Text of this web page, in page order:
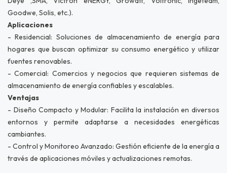
Goodwe, Solis, etc.).
Aplicaciones
- Residencial: Soluciones de almacenamiento de energía para
hogares que buscan optimizar su consumo energético y utilizar
fuentes renovables.
- Comercial: Comercios y negocios que requieren sistemas de
almacenamiento de energía confiables y escalables.
Ventajas
- Diseño Compacto y Modular: Facilita la instalación en diversos
entornos y permite adaptarse a necesidades energéticas
cambiantes.
- Control y Monitoreo Avanzado: Gestión eficiente de la energía a
través de aplicaciones móviles y actualizaciones remotas.